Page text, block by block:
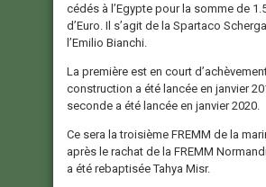
cédés à l’Egypte pour la somme de
d’Euro. Il s’agit de la Spartaco
l’Emilio Bianchi.
La première est en court
construction a été lancée en janvier
seconde a été lancée en janvier 2020.
Ce sera la troisième FREMM de la
après le rachat de la FREMM
a été rebaptisée Tahya Misr.